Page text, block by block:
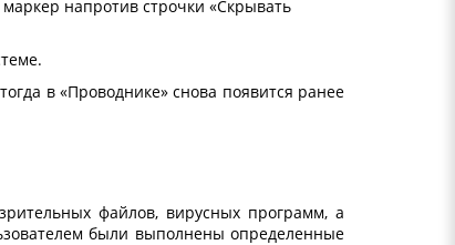
напротив строчки «Скрывать
в «Проводнике» снова появится ранее
файлов, вирусных программ, а
были выполнены определенные